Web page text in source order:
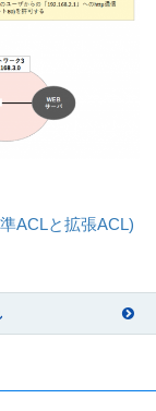
ACLと拡張ACL)